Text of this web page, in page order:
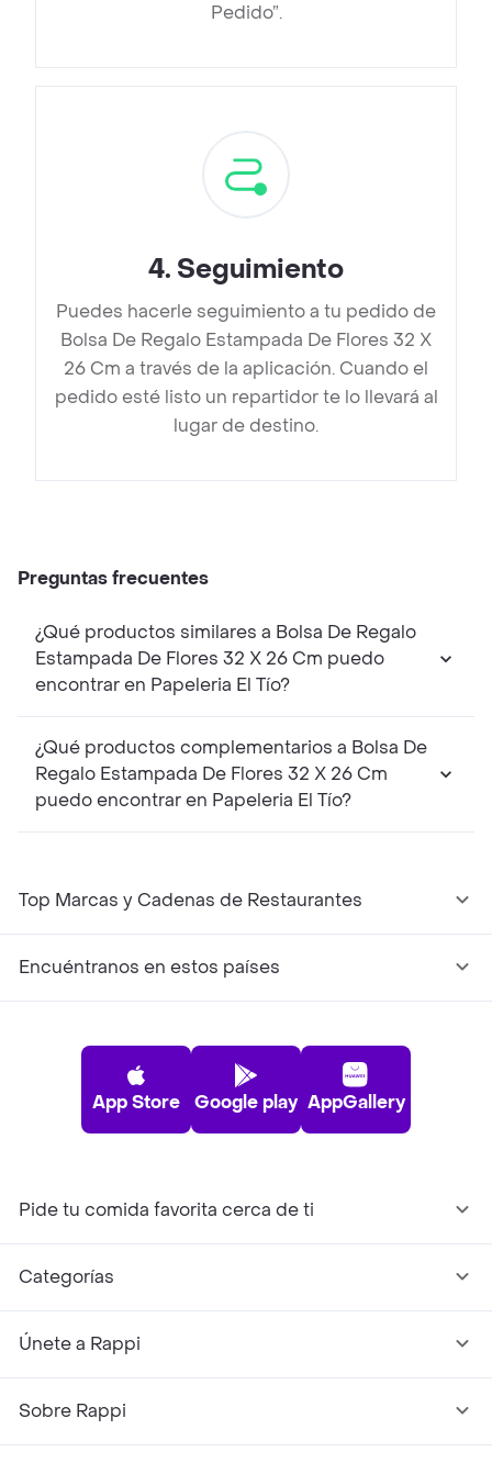
Pedido”.
4. Seguimiento
Puedes hacerle seguimiento a tu pedido de
Bolsa De Regalo Estampada De Flores 32 X
26 Cm a través de la aplicación. Cuando el
pedido esté listo un repartidor te lo llevará al
lugar de destino.
Preguntas frecuentes
¿Qué productos similares a Bolsa De Regalo
Estampada De Flores 32 X 26 Cm puedo
encontrar en Papeleria El Tío?
¿Qué productos complementarios a Bolsa De
Regalo Estampada De Flores 32 X 26 Cm
puedo encontrar en Papeleria El Tío?
Top Marcas y Cadenas de Restaurantes
Encuéntranos en estos países
App Store Google play AppGallery
Pide tu comida favorita cerca de ti
Categorías
Únete a Rappi
Sobre Rappi